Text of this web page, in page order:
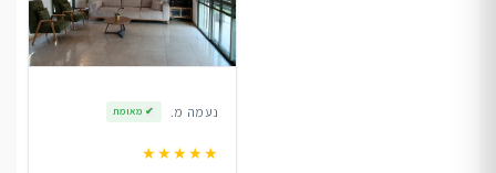
נעמה מ. ✔ מאומת
★★★★★